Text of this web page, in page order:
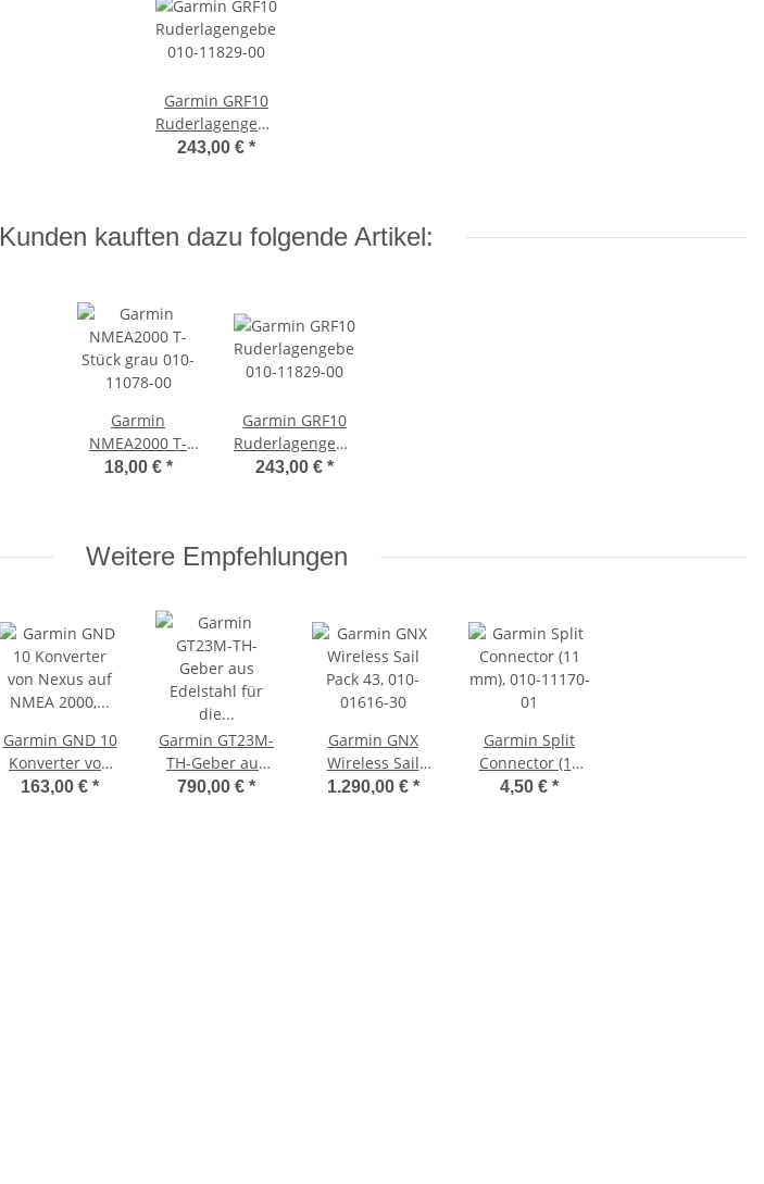
Garmin GRF10
Ruderlagengeber
010-11829-00
243,00 € *
Kunden kauften dazu folgende Artikel:
Garmin
NMEA2000 T-
Stück grau 010-
18,00 € *
Garmin GRF10
Ruderlagengeber
010-11829-00
243,00 € *
Weitere Empfehlungen
Garmin GND 10
Konverter von
Nexus auf
163,00 € *
Garmin GT23M-
TH-Geber aus
Edelstahl für die
790,00 € *
Garmin GNX
Wireless Sail
Pack 43, 010-
1.290,00 € *
Garmin Split
Connector (11
mm), 010-11170-
4,50 € *